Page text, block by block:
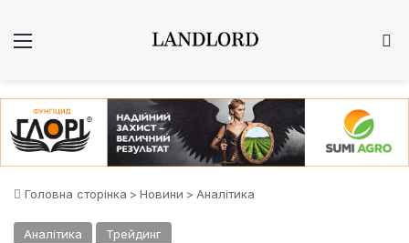
Головна сторінка > Новини > Аналітика
Аналітика Трейдинг